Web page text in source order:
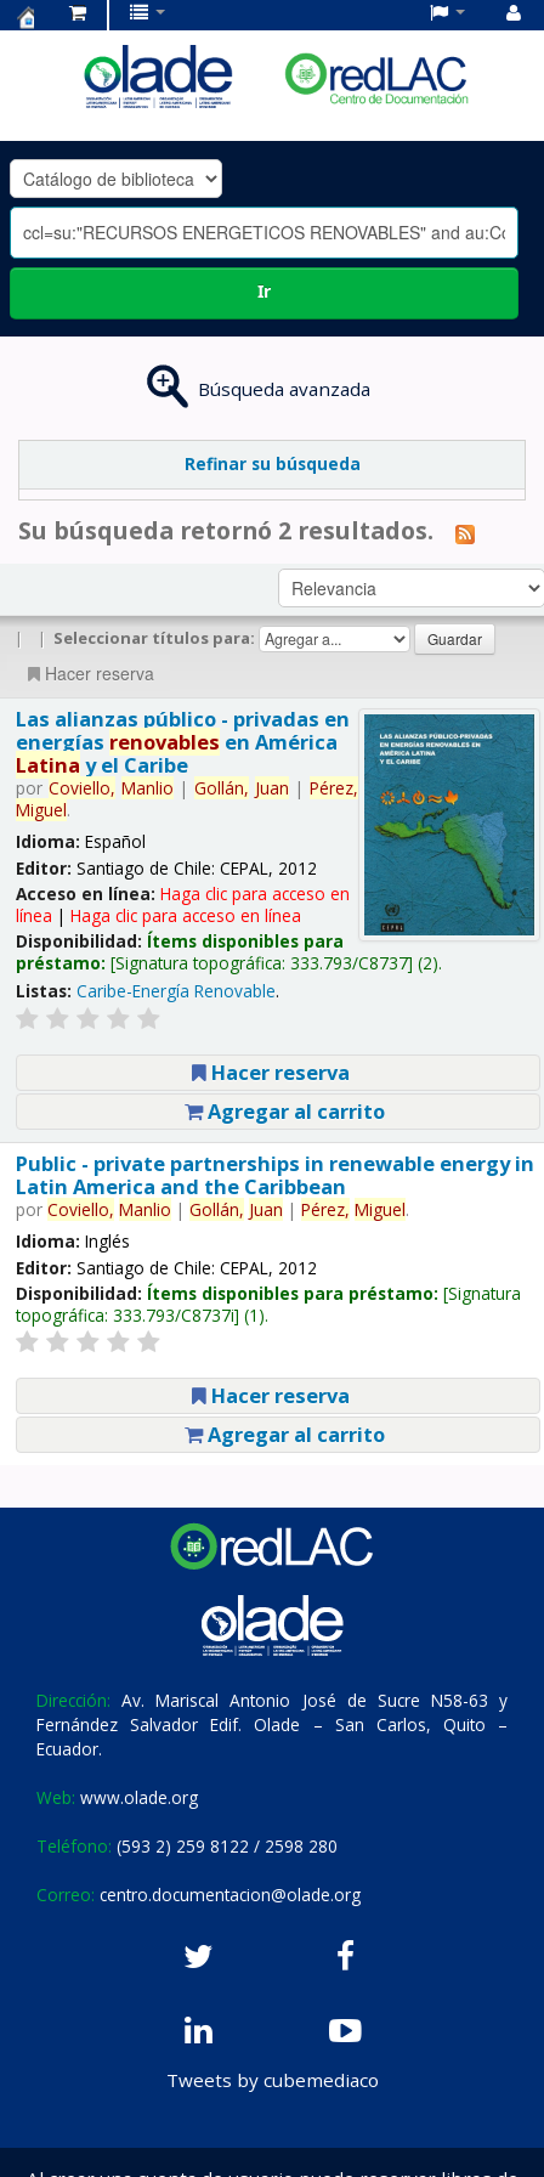
OLADE
-
Ir
Búsqueda avanzada
Refinar su búsqueda
Su búsqueda retornó 2 resultados.
| | Seleccionar títulos para:
Hacer reserva
Las alianzas público - privadas en
energías renovables en América
Latina y el Caribe
por Coviello, Manlio | Gollán, Juan | Pérez,
Miguel.
Idioma: Español
Editor: Santiago de Chile: CEPAL, 2012
Acceso en línea: Haga clic para acceso en
línea | Haga clic para acceso en línea
Disponibilidad: Ítems disponibles para
préstamo: Signatura topográfica: 333.793/C8737 (2).
Listas: Caribe-Energía Renovable.
Hacer reserva
Agregar al carrito
Public - private partnerships in renewable energy in
Latin America and the Caribbean
por Coviello, Manlio | Gollán, Juan | Pérez, Miguel.
Idioma: Inglés
Editor: Santiago de Chile: CEPAL, 2012
Disponibilidad: Ítems disponibles para préstamo: Signatura
topográfica: 333.793/C8737i (1).
Hacer reserva
Agregar al carrito
Dirección: Av. Mariscal Antonio José de Sucre N58-63 y
Fernández Salvador Edif. Olade – San Carlos, Quito –
Ecuador.
Web: www.olade.org
Teléfono: (593 2) 259 8122 / 2598 280
Correo: centro.documentacion@olade.org
Tweets by cubemediaco